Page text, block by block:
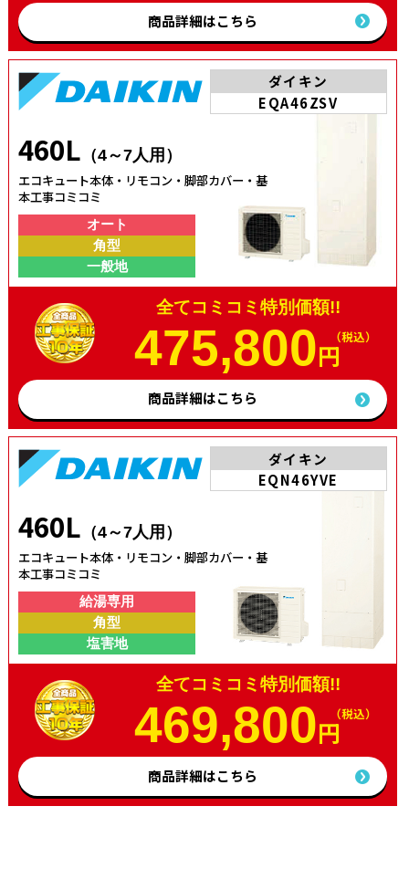
商品詳細はこちら
ダイキン
EQA46ZSV
460L （4～7人用）
エコキュート本体・リモコン・脚部カバー・基
本工事コミコミ
オート
角型
一般地
全てコミコミ特別価額!!
475,800円
（税込）
商品詳細はこちら
ダイキン
EQN46YVE
460L （4～7人用）
エコキュート本体・リモコン・脚部カバー・基
本工事コミコミ
給湯専用
角型
塩害地
全てコミコミ特別価額!!
469,800円
（税込）
商品詳細はこちら